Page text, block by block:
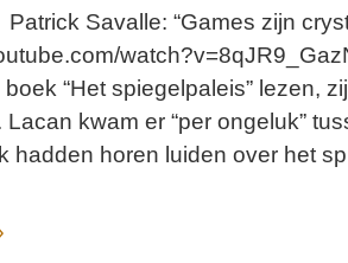
Savalle: “Games zijn
“Het spiegelpaleis” lezen,
kwam er “per ongeluk”
hadden horen luiden over het